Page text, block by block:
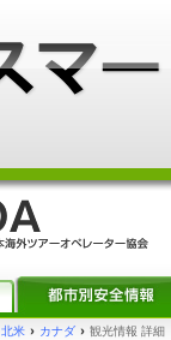
北米 › カナダ › 観光情報 詳細